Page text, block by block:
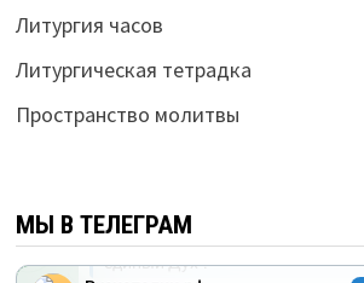
Литургия часов
Литургическая тетрадка
Пространство молитвы
МЫ В ТЕЛЕГРАМ